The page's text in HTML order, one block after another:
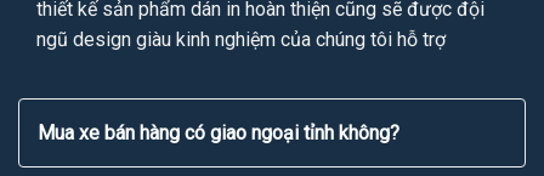
thiết kế sản phẩm dán in hoàn thiện cũng sẽ được đội
ngũ design giàu kinh nghiệm của chúng tôi hỗ trợ
Mua xe bán hàng có giao ngoại tỉnh không?